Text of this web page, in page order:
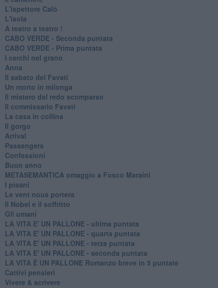
L'ispettore Calò
L'isola
A teatro a teatro !
CABO VERDE - Seconda puntata
CABO VERDE - Prima puntata
I cerchi nel grano
Anna
Il sabato del Favati
Un morto in milonga
Il mistero del redo scomparso
Il commissario Favati
La casa in collina
Il gorgo
Arrival
Passengers
Confessioni
Buon anno
METASEMANTICA omaggio a Fosco Maraini
I pisani
Le vent nous portera
Il Nobel e il soffritto
Gli umani
LA VITA E' UN PALLONE - ultima puntata
LA VITA E' UN PALLONE - quarta puntata
LA VITA E' UN PALLONE - terza puntata
LA VITA E' UN PALLONE - seconda puntata
LA VITA È UN PALLONE Romanzo breve in 5 puntate
Cattivi pensieri
Vivere & scrivere